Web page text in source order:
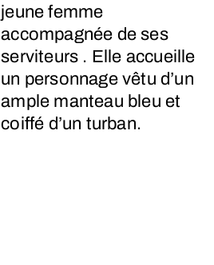
jeune femme
accompagnée de ses
serviteurs . Elle accueille
un personnage vêtu d’un
ample manteau bleu et
coiffé d’un turban.